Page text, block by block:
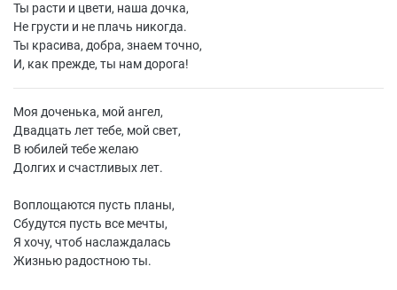
Ты расти и цвети, наша дочка,
Не грусти и не плачь никогда.
Ты красива, добра, знаем точно,
И, как прежде, ты нам дорога!
Моя доченька, мой ангел,
Двадцать лет тебе, мой свет,
В юбилей тебе желаю
Долгих и счастливых лет.
Воплощаются пусть планы,
Сбудутся пусть все мечты,
Я хочу, чтоб наслаждалась
Жизнью радостною ты.